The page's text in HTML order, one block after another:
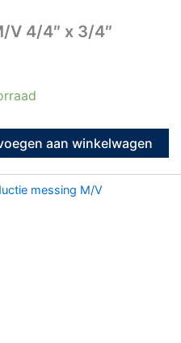
V 4/4″ x 3/4″
aan winkelwagen
messing M/V